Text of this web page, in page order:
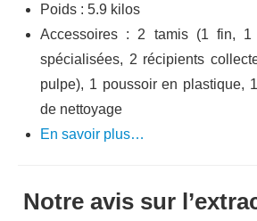
Poids : 5.9 kilos
Accessoires : 2 tamis (1 fin, 1
spécialisées, 2 récipients
pulpe), 1 poussoir en plastique,
de nettoyage
En savoir plus…
Notre avis sur